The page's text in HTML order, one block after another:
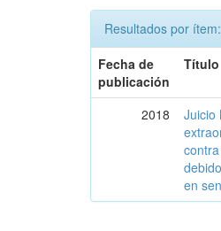
Resultados por ítem:
Fecha de
publicación
Título
2018
Juicio
en